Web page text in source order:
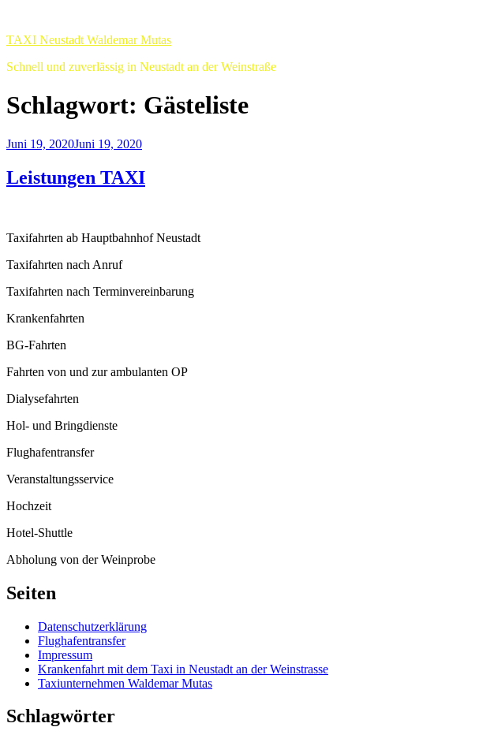
springen
TAXI Neustadt Waldemar Mutas
Schnell und zuverlässig in Neustadt an der Weinstraße
Schlagwort: Gästeliste
Veröffentlicht
Juni 19, 2020Juni 19, 2020
Leistungen TAXI
Taxifahrten ab Hauptbahnhof Neustadt
Taxifahrten nach Anruf
Taxifahrten nach Terminvereinbarung
Krankenfahrten
BG-Fahrten
Fahrten von und zur ambulanten OP
Dialysefahrten
Hol- und Bringdienste
Flughafentransfer
Veranstaltungsservice
Hochzeit
Hotel-Shuttle
Abholung von der Weinprobe
Seiten
Datenschutzerklärung
Flughafentransfer
Impressum
Krankenfahrt mit dem Taxi in Neustadt an der Weinstrasse
Taxiunternehmen Waldemar Mutas
Schlagwörter